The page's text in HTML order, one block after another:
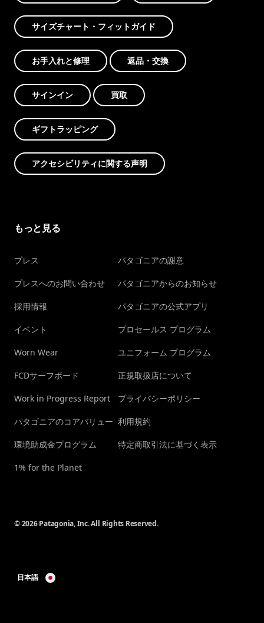
サイズチャート・フィットガイド
お手入れと修理 返品・交換
サインイン 買取
ギフトラッピング
アクセシビリティに関する声明
もっと見る
プレス
プレスへのお問い合わせ
採用情報
イベント
Worn Wear
FCDサーフボード
Work in Progress Report
パタゴニアのコアバリュー
環境助成金プログラム
1% for the Planet
パタゴニアの謝意
パタゴニアからのお知らせ
パタゴニアの公式アプリ
プロセールス プログラム
ユニフォーム プログラム
正規取扱店について
プライバシーポリシー
利用規約
特定商取引法に基づく表示
© 2026 Patagonia, Inc. All Rights Reserved.
日本語